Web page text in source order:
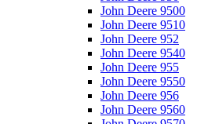
John Deere 9500
John Deere 9510
John Deere 952
John Deere 9540
John Deere 955
John Deere 9550
John Deere 956
John Deere 9560